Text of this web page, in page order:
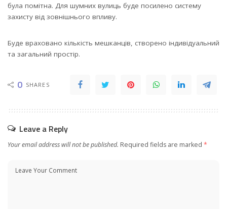
була помітна. Для шумних вулиць буде посилено систему
захисту від зовнішнього впливу.
Буде враховано кількість мешканців, створено індивідуальний
та загальний простір.
0 SHARES
Leave a Reply
Your email address will not be published. Required fields are marked *